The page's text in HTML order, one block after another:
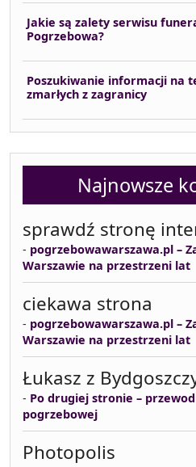
Jakie są zalety serwisu
Pogrzebowa?
Poszukiwanie informacji na
zmarłych z zagranicy
Najnowsze
sprawdź stronę
- pogrzebowawarszawa.pl –
Warszawie na przestrzeni lat
ciekawa strona
- pogrzebowawarszawa.pl –
Warszawie na przestrzeni lat
Łukasz z
- Po drugiej stronie –
pogrzebowej
Photopolis